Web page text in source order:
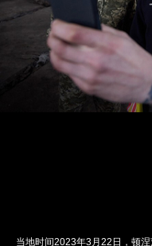
当地时间2023年3月22日，顿